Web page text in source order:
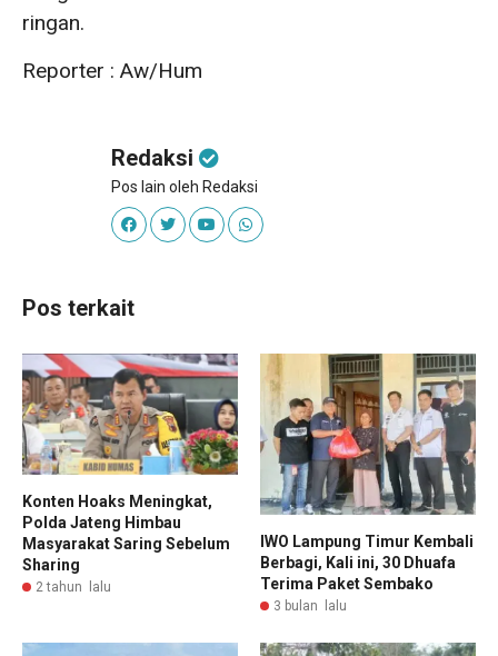
ringan.
Reporter : Aw/Hum
Redaksi
Pos lain oleh Redaksi
Pos terkait
Konten Hoaks Meningkat,
Polda Jateng Himbau
Masyarakat Saring Sebelum
Sharing
2 tahun lalu
IWO Lampung Timur Kembali
Berbagi, Kali ini, 30 Dhuafa
Terima Paket Sembako
3 bulan lalu